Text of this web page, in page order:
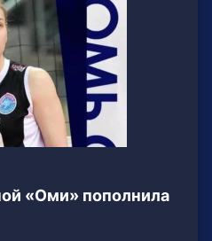
«Оми» пополнила